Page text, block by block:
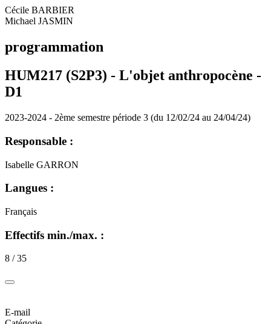
Cécile BARBIER
Michael JASMIN
programmation
HUM217 (S2P3) - L'objet anthropocène -
D1
2023-2024 - 2ème semestre période 3 (du 12/02/24 au 24/04/24)
Responsable :
Isabelle GARRON
Langues :
Français
Effectifs min./max. :
8 / 35
E-mail